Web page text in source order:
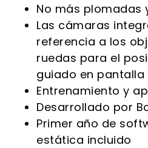
No más plomadas
Las cámaras
referencia a los
ruedas para el
guiado en pantalla
Entrenamiento y
Desarrollado por
Primer año de
estática incluido